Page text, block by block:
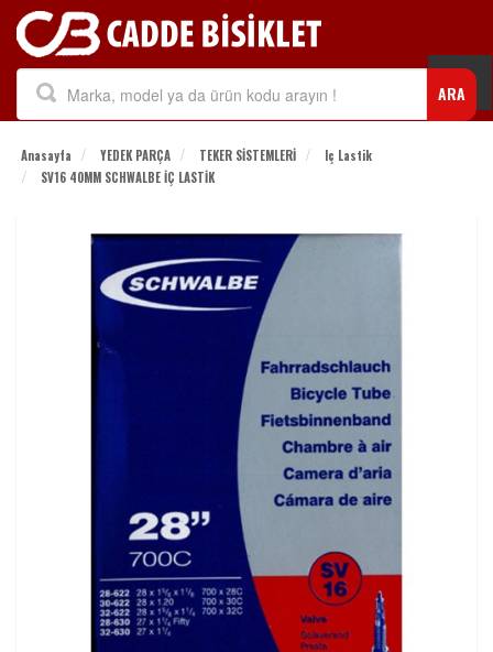
ARA
Anasayfa YEDEK PARÇA TEKER SİSTEMLERİ
Iç Lastik
SV16 40MM SCHWALBE İÇ LASTİK